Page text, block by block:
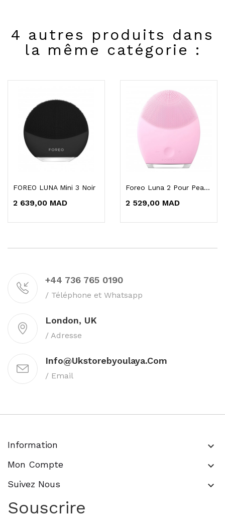
4 autres produits dans
la même catégorie :
FOREO LUNA Mini 3 Noir
2 639,00 MAD
Foreo Luna 2 Pour Peau Normale
2 529,00 MAD
+44 736 765 0190
/ Téléphone et Whatsapp
London, UK
/ Adresse
Info@ukstorebyoulaya.com
/ Email
Information keyboard_arrow_down
Mon Compte keyboard_arrow_down
Suivez Nous keyboard_arrow_down
Souscrire